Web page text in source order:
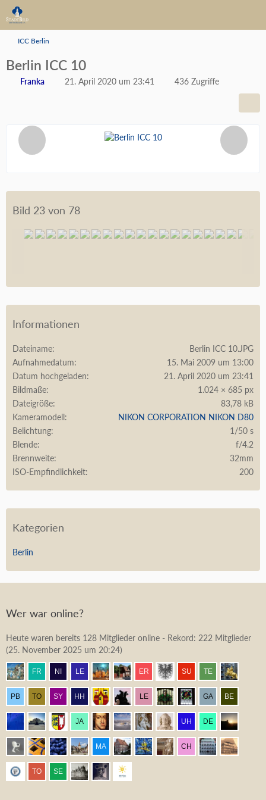
ICC Berlin
Berlin ICC 10
Franka 21. April 2020 um 23:41 436 Zugriffe
Bild 23 von 78
Informationen
Dateiname
Berlin ICC 10.JPG
Aufnahmedatum
15. Mai 2009 um 13:00
Datum hochgeladen
21. April 2020 um 23:41
Bildmaße
1.024 × 685 px
Dateigröße
83,78 kB
Kameramodell
NIKON CORPORATION NIKON D80
Belichtung
1/50 s
Blende
f/4.2
Brennweite
32mm
ISO-Empfindlichkeit
200
Kategorien
Berlin
Wer war online?
Heute waren bereits 128 Mitglieder online - Rekord: 222 Mitglieder
(25. November 2025 um 20:24)